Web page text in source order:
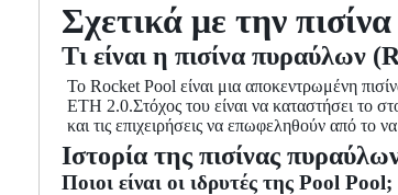
Σχετικά με την
Τι είναι η πισίνα πυραύλων
Το Rocket Pool είναι μια αποκεντρωμένη
ETH 2.0.Στόχος του είναι να καταστήσει το
και τις επιχειρήσεις να επωφεληθούν από το
Ιστορία της πισίνας
Ποιοι είναι οι ιδρυτές της Pool Pool;